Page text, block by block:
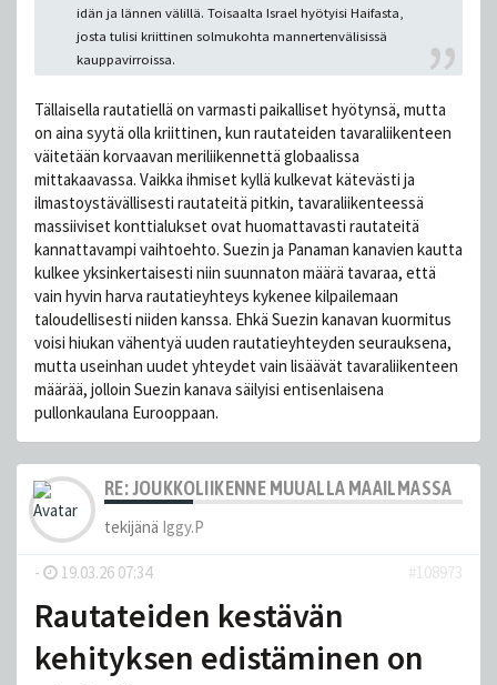
idän ja lännen välillä. Toisaalta Israel hyötyisi Haifasta,
josta tulisi kriittinen solmukohta mannertenvälisissä
kauppavirroissa.
Tällaisella rautatiellä on varmasti paikalliset hyötynsä, mutta
on aina syytä olla kriittinen, kun rautateiden tavaraliikenteen
väitetään korvaavan meriliikennettä globaalissa
mittakaavassa. Vaikka ihmiset kyllä kulkevat kätevästi ja
ilmastoystävällisesti rautateitä pitkin, tavaraliikenteessä
massiiviset konttialukset ovat huomattavasti rautateitä
kannattavampi vaihtoehto. Suezin ja Panaman kanavien kautta
kulkee yksinkertaisesti niin suunnaton määrä tavaraa, että
vain hyvin harva rautatieyhteys kykenee kilpailemaan
taloudellisesti niiden kanssa. Ehkä Suezin kanavan kuormitus
voisi hiukan vähentyä uuden rautatieyhteyden seurauksena,
mutta useinhan uudet yhteydet vain lisäävät tavaraliikenteen
määrää, jolloin Suezin kanava säilyisi entisenlaisena
pullonkaulana Eurooppaan.
RE: JOUKKOLIIKENNE MUUALLA MAAILMASSA
tekijänä Iggy.P
- 19.03.26 07:34 #108973
Rautateiden kestävän
kehityksen edistäminen on